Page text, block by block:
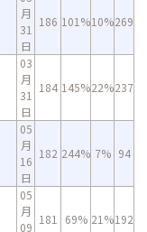
月
31
日
186 101%10%269
03
月
31
日
184 145%22%237
05
月
16
日
182 244% 7% 94
05
月
09
181 69% 21%192